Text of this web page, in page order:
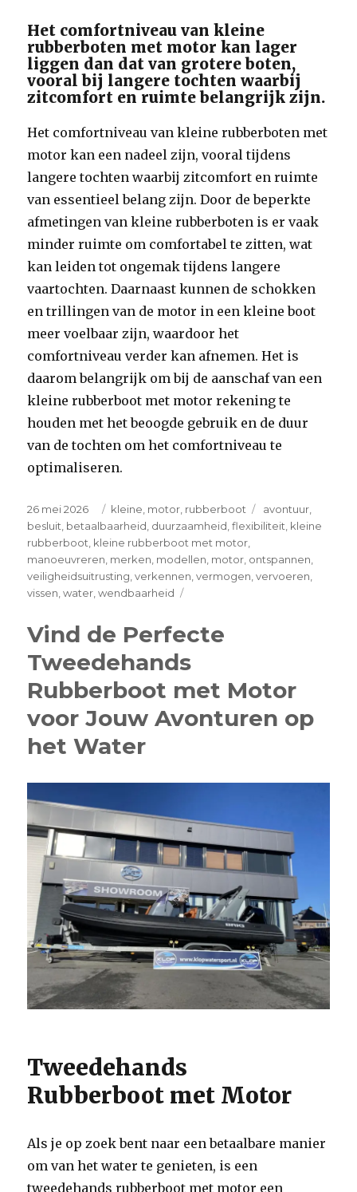
Het comfortniveau van kleine
rubberboten met motor kan lager
liggen dan dat van grotere boten,
vooral bij langere tochten waarbij
zitcomfort en ruimte belangrijk zijn.
Het comfortniveau van kleine rubberboten met
motor kan een nadeel zijn, vooral tijdens
langere tochten waarbij zitcomfort en ruimte
van essentieel belang zijn. Door de beperkte
afmetingen van kleine rubberboten is er vaak
minder ruimte om comfortabel te zitten, wat
kan leiden tot ongemak tijdens langere
vaartochten. Daarnaast kunnen de schokken
en trillingen van de motor in een kleine boot
meer voelbaar zijn, waardoor het
comfortniveau verder kan afnemen. Het is
daarom belangrijk om bij de aanschaf van een
kleine rubberboot met motor rekening te
houden met het beoogde gebruik en de duur
van de tochten om het comfortniveau te
optimaliseren.
Posted
on
26 mei 2026 Categories
kleine motor rubberboot Tags
avontuur
besluit betaalbaarheid duurzaamheid ,flexibiliteit kleine
rubberboot kleine rubberboot met motor
manoeuvreren merken modellen motor ontspannen
veiligheidsuitrusting ,verkennen ,vermogen ,vervoeren
vissen ,water ,wendbaarheid
het
Water
in
met
Kleine
Vind de Perfecte
Tweedehands
Rubberboot met Motor
voor Jouw Avonturen op
het Water
Tweedehands
Rubberboot met Motor
Als je op zoek bent naar een betaalbare manier
om van het water te genieten, is een
tweedehands rubberboot met motor een